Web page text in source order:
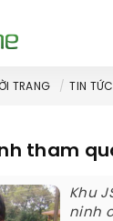
TRANG TIN
tham
Khu
ninh